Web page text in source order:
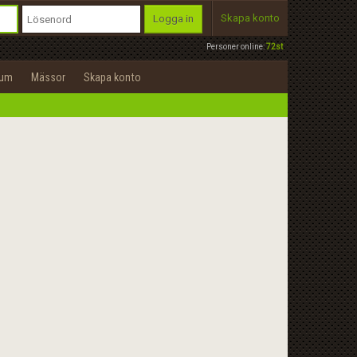
Personer online:72st
Logga in Skapa konto
Mässor Skapa konto